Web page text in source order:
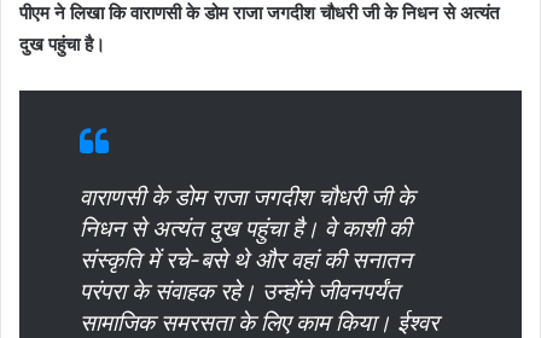
पीएम ने लिखा कि वाराणसी के डोम राजा जगदीश चौधरी जी के निधन से अत्यंत
दुख पहुंचा है।
वाराणसी के डोम राजा जगदीश चौधरी जी के
निधन से अत्यंत दुख पहुंचा है। वे काशी की
संस्कृति में रचे-बसे थे और वहां की सनातन
परंपरा के संवाहक रहे। उन्होंने जीवनपर्यंत
सामाजिक समरसता के लिए काम किया। ईश्वर